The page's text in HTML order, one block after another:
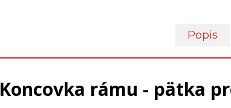
Popis
Koncovka rámu - pätka